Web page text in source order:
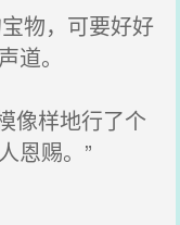
物，可要好好
道。
像样地行了个
恩赐。”